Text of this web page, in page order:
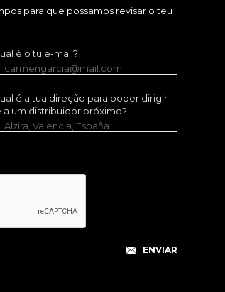
para que possamos revisar o teu
é o tu e-mail?
carmengarcia@mail.com
é a tua direção para poder dirigir-
a um distribuidor próximo?
Alzira, Valencia, España.